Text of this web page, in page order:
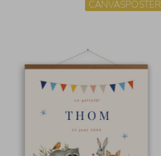
CANVASPOSTER